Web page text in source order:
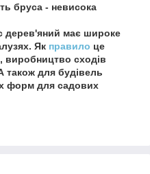
бруса - невисока
дерев'яний має широке
Як правило це
виробництво сходів
також для будівель
форм для садових